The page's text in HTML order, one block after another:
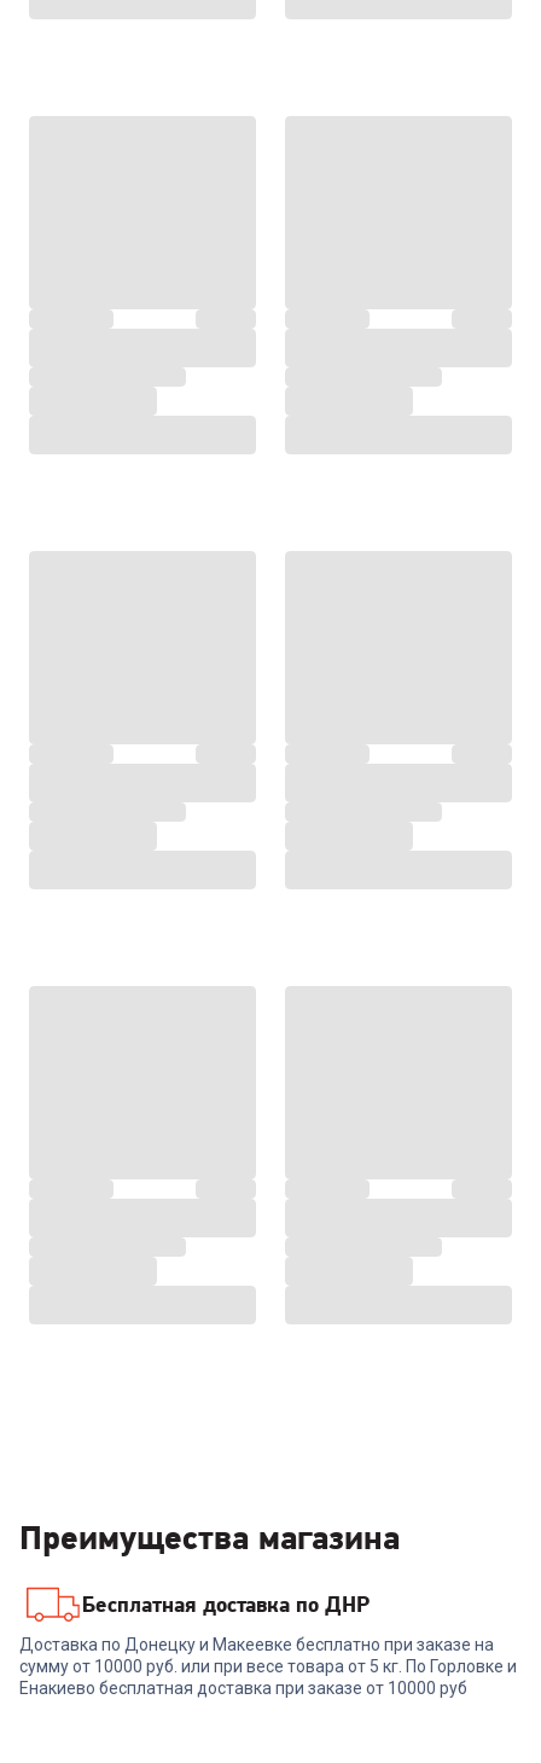
Преимущества магазина
Бесплатная доставка по ДНР
Доставка по Донецку и Макеевке бесплатно при заказе на
сумму от 10000 руб. или при весе товара от 5 кг. По Горловке и
Енакиево бесплатная доставка при заказе от 10000 руб